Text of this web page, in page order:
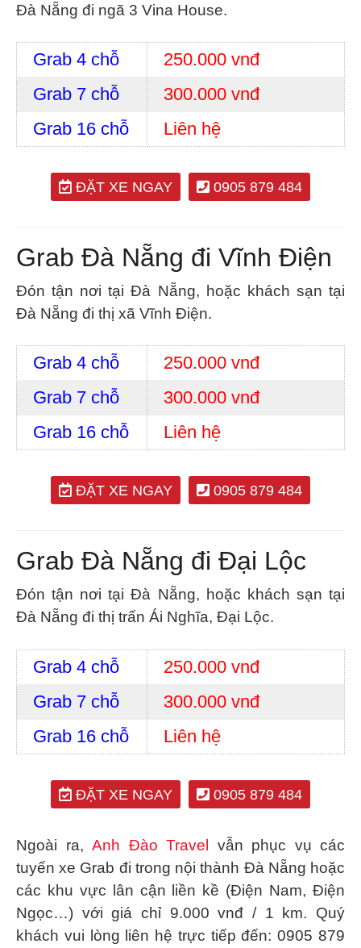
Đà Nẵng đi ngã 3 Vina House.
Grab 4 chỗ
250.000 vnđ
Grab 7 chỗ
300.000 vnđ
Grab 16 chỗ
Liên hệ
ĐẶT XE NGAY 0905 879 484
Grab Đà Nẵng đi Vĩnh Điện
Đón tận nơi tại Đà Nẵng, hoặc khách sạn tại
Đà Nẵng đi thị xã Vĩnh Điện.
Grab 4 chỗ
250.000 vnđ
Grab 7 chỗ
300.000 vnđ
Grab 16 chỗ
Liên hệ
ĐẶT XE NGAY 0905 879 484
Grab Đà Nẵng đi Đại Lộc
Đón tận nơi tại Đà Nẵng, hoặc khách sạn tại
Đà Nẵng đi thị trấn Ái Nghĩa, Đại Lộc.
Grab 4 chỗ
250.000 vnđ
Grab 7 chỗ
300.000 vnđ
Grab 16 chỗ
Liên hệ
ĐẶT XE NGAY 0905 879 484
Ngoài ra, Anh Đào Travel vẫn phục vụ các
tuyến xe Grab đi trong nội thành Đà Nẵng hoặc
các khu vực lân cận liền kề (Điện Nam, Điện
Ngọc…) với giá chỉ 9.000 vnđ / 1 km. Quý
khách vui lòng liên hệ trực tiếp đến:0905 879